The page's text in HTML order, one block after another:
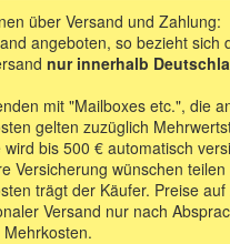
über Versand und Zahlung:
angeboten, so bezieht sich
nur innerhalb
mit "Mailboxes etc.", die
gelten zuzüglich
wird bis 500 € automatisch
Versicherung wünschen
trägt der Käufer. Preise
Versand nur nach